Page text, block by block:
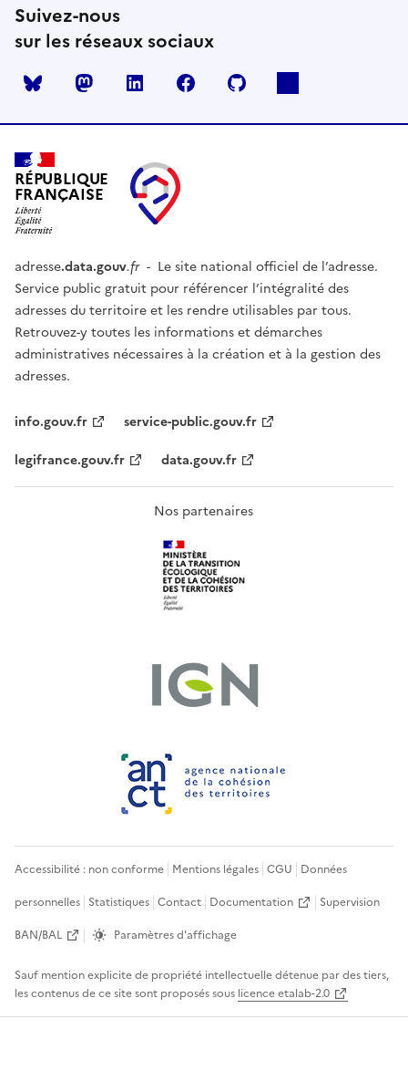
Suivez-nous
sur les réseaux sociaux
MastodonLinkedIn Facebook
RÉPUBLIQUE
FRANÇAISE
adresse.data.gouv.fr- Le site national officiel de l’adresse.
Service public gratuit pour référencer l’intégralité des
adresses du territoire et les rendre utilisables par tous.
Retrouvez-y toutes les informations et démarches
administratives nécessaires à la création et à la gestion des
adresses.
info.gouv.fr
service-public.gouv.fr
legifrance.gouv.fr
data.gouv.fr
Nos partenaires
Accessibilité : non conforme Mentions légales CGU
Données
personnelles Statistiques Contact Documentation
Supervision
BAN/BAL
Paramètres d'affichage
Sauf mention explicite de propriété intellectuelle détenue par des tiers,
les contenus de ce site sont proposés sous licence etalab-2.0